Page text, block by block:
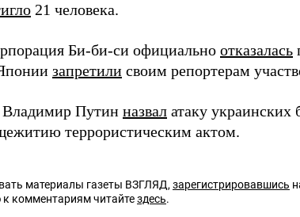
21 человека.
Би-би-си официально отказалась
запретили своим репортерам
Владимир Путин назвал атаку украинских
террористическим актом.
материалы газеты ВЗГЛЯД, зарегистрировавшись
комментариям читайтездесь.